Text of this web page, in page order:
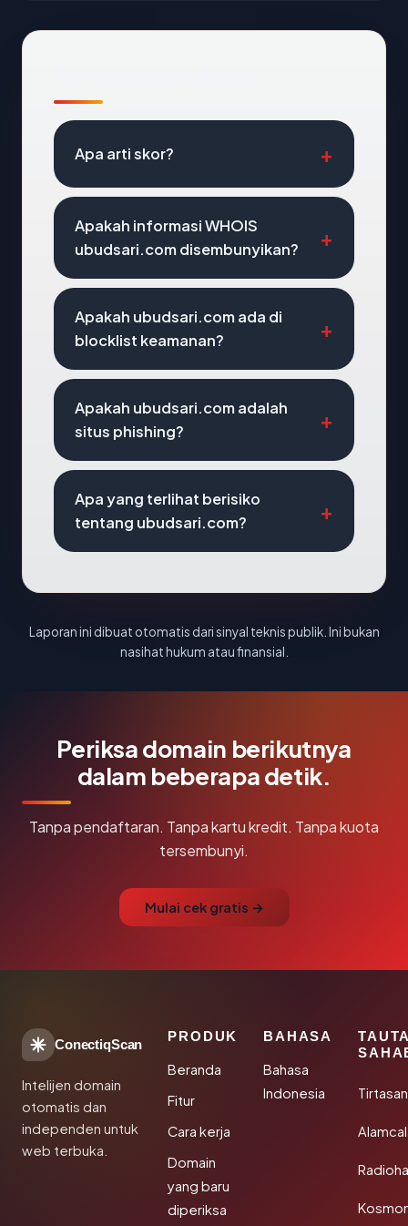
Apa arti skor?
Apakah informasi WHOIS
ubudsari.com disembunyikan?
Apakah ubudsari.com ada di
blocklist keamanan?
Apakah ubudsari.com adalah
situs phishing?
Apa yang terlihat berisiko
tentang ubudsari.com?
Laporan ini dibuat otomatis dari sinyal teknis publik. Ini bukan
nasihat hukum atau finansial.
Periksa domain berikutnya
dalam beberapa detik.
Tanpa pendaftaran. Tanpa kartu kredit. Tanpa kuota
tersembunyi.
Mulai cek gratis →
ConectiqScan
Intelijen domain
otomatis dan
independen untuk
web terbuka.
PRODUK
Beranda
Fitur
Cara kerja
Domain
yang baru
diperiksa
BAHASA
Bahasa
Indonesia